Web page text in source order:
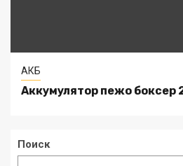
АКБ
Аккумулятор пежо боксер
Поиск